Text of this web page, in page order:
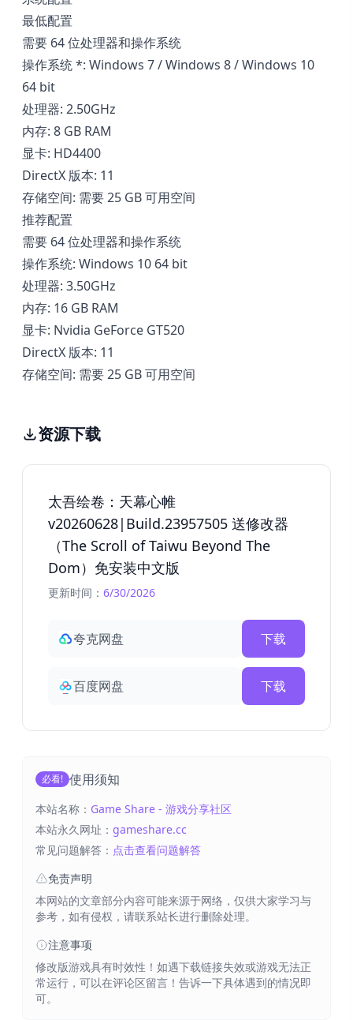
最低配置
需要 64 位处理器和操作系统
操作系统 *: Windows 7 / Windows 8 / Windows 10
64 bit
处理器: 2.50GHz
内存: 8 GB RAM
显卡: HD4400
DirectX 版本: 11
存储空间: 需要 25 GB 可用空间
推荐配置
需要 64 位处理器和操作系统
操作系统: Windows 10 64 bit
处理器: 3.50GHz
内存: 16 GB RAM
显卡: Nvidia GeForce GT520
DirectX 版本: 11
存储空间: 需要 25 GB 可用空间
资源下载
太吾绘卷：天幕心帷
v20260628|Build.23957505 送修改器
（The Scroll of Taiwu Beyond The
Dom）免安装中文版
更新时间： 6/30/2026
夸克网盘 下载
百度网盘 下载
必看! 使用须知
本站名称： Game Share - 游戏分享社区
本站永久网址： gameshare.cc
常见问题解答： 点击查看问题解答
免责声明
本网站的文章部分内容可能来源于网络，仅供大家学习与
参考，如有侵权，请联系站长进行删除处理。
注意事项
修改版游戏具有时效性！如遇下载链接失效或游戏无法正
常运行，可以在评论区留言！告诉一下具体遇到的情况即
可。